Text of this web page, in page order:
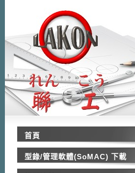
首頁
型錄/管理軟體(SoMAC) 下載